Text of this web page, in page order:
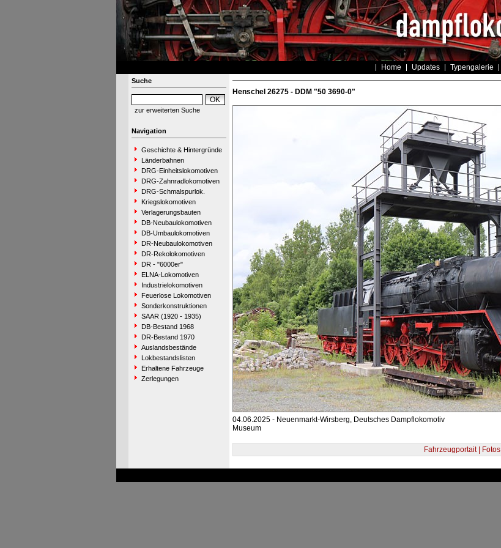
Home Updates Typengalerie
Suche
zur erweiterten Suche
Navigation
Geschichte & Hintergründe
Länderbahnen
DRG-Einheitslokomotiven
DRG-Zahnradlokomotiven
DRG-Schmalspurlok.
Kriegslokomotiven
Verlagerungsbauten
DB-Neubaulokomotiven
DB-Umbaulokomotiven
DR-Neubaulokomotiven
DR-Rekolokomotiven
DR - "6000er"
ELNA-Lokomotiven
Industrielokomotiven
Feuerlose Lokomotiven
Sonderkonstruktionen
SAAR (1920 - 1935)
DB-Bestand 1968
DR-Bestand 1970
Auslandsbestände
Lokbestandslisten
Erhaltene Fahrzeuge
Zerlegungen
Henschel 26275 - DDM "50 3690-0"
04.06.2025 - Neuenmarkt-Wirsberg, Deutsches Dampflokomotiv
Museum
Fahrzeugportait | Fotos